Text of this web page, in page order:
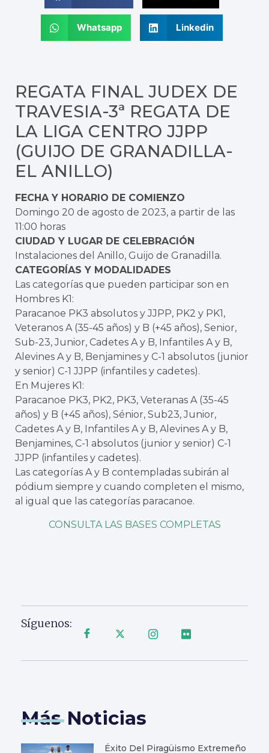
Whatsapp Linkedin
REGATA FINAL JUDEX DE
TRAVESIA-3ª REGATA DE
LA LIGA CENTRO JJPP
(GUIJO DE GRANADILLA-
EL ANILLO)
FECHA Y HORARIO DE COMIENZO
Domingo 20 de agosto de 2023, a partir de las
11:00 horas
CIUDAD Y LUGAR DE CELEBRACIÓN
Instalaciones del Anillo, Guijo de Granadilla.
CATEGORÍAS Y MODALIDADES
Las categorías que pueden participar son en
Hombres K1:
Paracanoe PK3 absolutos y JJPP, PK2 y PK1,
Veteranos A (35-45 años) y B (+45 años), Senior,
Sub-23, Junior, Cadetes A y B, Infantiles A y B,
Alevines A y B, Benjamines y C-1 absolutos (junior
y senior) C-1 JJPP (infantiles y cadetes).
En Mujeres K1:
Paracanoe PK3, PK2, PK3, Veteranas A (35-45
años) y B (+45 años), Sénior, Sub23, Junior,
Cadetes A y B, Infantiles A y B, Alevines A y B,
Benjamines, C-1 absolutos (junior y senior) C-1
JJPP (infantiles y cadetes).
Las categorías A y B contempladas subirán al
pódium siempre y cuando completen el mismo,
al igual que las categorías paracanoe.
CONSULTA LAS BASES COMPLETAS
Síguenos:
Más Noticias
Éxito Del Piragüismo Extremeño